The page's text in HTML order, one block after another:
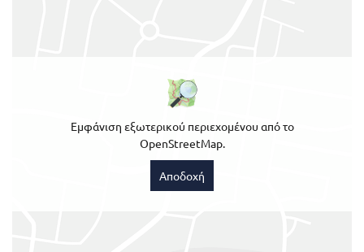
Εμφάνιση εξωτερικού περιεχομένου από το
OpenStreetMap.
Αποδοχή